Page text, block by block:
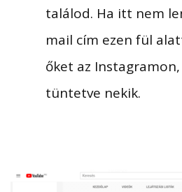
találod. Ha itt nem
mail cím ezen fül
őket az
tüntetve nekik.